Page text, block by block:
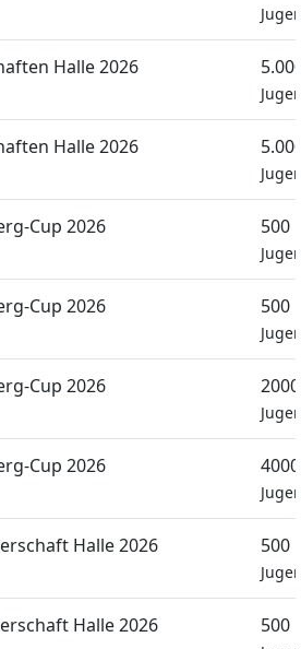
Halle 2026
Halle 2026
Cup 2026 500
Cup 2026 500
Cup 2026
Cup 2026
Halle 2026 500
Halle 2026 500